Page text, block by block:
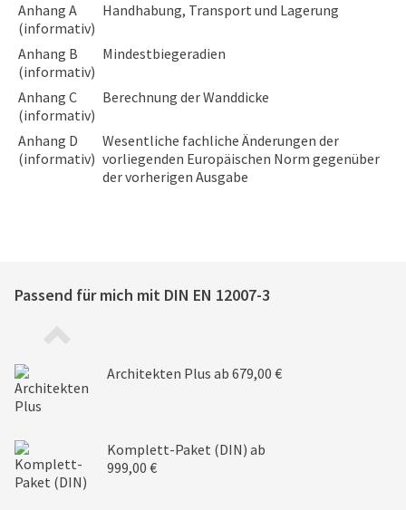
Anhang A
(informativ)
Handhabung, Transport und Lagerung
Anhang B
(informativ)
Mindestbiegeradien
Anhang C
(informativ)
Berechnung der Wanddicke
Anhang D
(informativ)
Wesentliche fachliche Änderungen der
vorliegenden Europäischen Norm gegenüber
der vorherigen Ausgabe
Passend für mich mit DIN EN 12007-3
Architekten Plus ab 679,00 €
Komplett-Paket (DIN) ab
999,00 €